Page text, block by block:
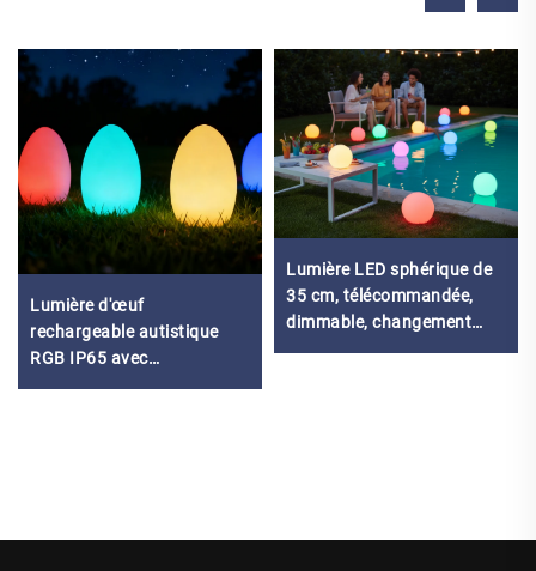
Lumière d'œuf
rechargeable autistique
RGB IP65 avec
Lumière LED sphérique de
35 cm, télécommandée,
dimmable, changement
complet de couleur RGB,